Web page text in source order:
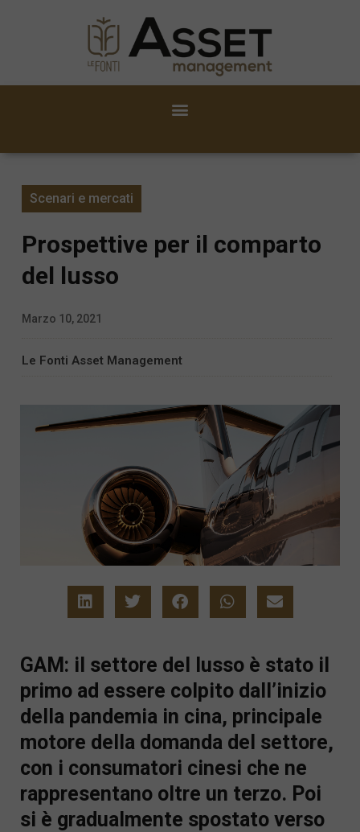
Scenari e mercati
Prospettive per il comparto
del lusso
Marzo 10, 2021
Le Fonti Asset Management
GAM: il settore del lusso è stato il
primo ad essere colpito dall’inizio
della pandemia in cina, principale
motore della domanda del settore,
con i consumatori cinesi che ne
rappresentano oltre un terzo. Poi
si è gradualmente spostato verso